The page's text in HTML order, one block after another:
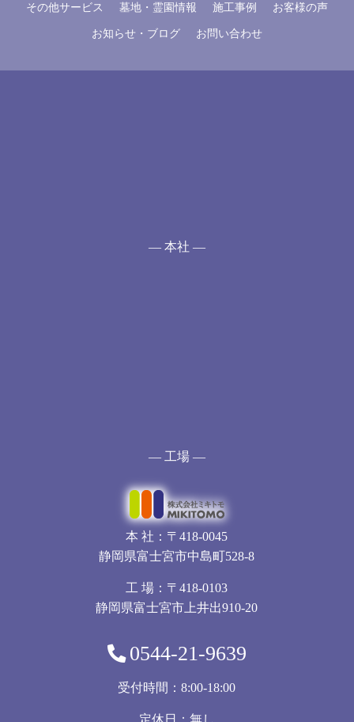
その他サービス 墓地・霊園情報 施工事例 お客様の声
お知らせ・ブログ お問い合わせ
— 本社 —
— 工場 —
本 社：〒418-0045
静岡県富士宮市中島町528-8
工 場：〒418-0103
静岡県富士宮市上井出910-20
0544-21-9639
受付時間：8:00-18:00